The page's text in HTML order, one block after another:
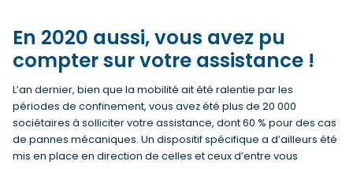
En 2020 aussi, vous avez pu
compter sur votre assistance !
L’an dernier, bien que la mobilité ait été ralentie par les
périodes de confinement, vous avez été plus de 20 000
sociétaires à solliciter votre assistance, dont 60 % pour des cas
de pannes mécaniques. Un dispositif spécifique a d’ailleurs été
mis en place en direction de celles et ceux d’entre vous